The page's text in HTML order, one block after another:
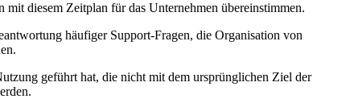
mit diesem Zeitplan für das Unternehmen übereinstimmen.
häufiger Support-Fragen, die Organisation von
geführt hat, die nicht mit dem ursprünglichen Ziel der